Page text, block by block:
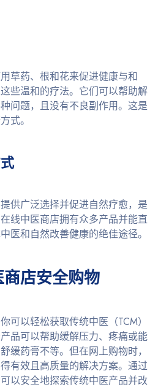
草药、根和花来促进健康与和
些温和的疗法。它们可以帮助解
问题，且没有不良副作用。这是
式。
供广泛选择并促进自然疗愈，是
线中医商店拥有众多产品并能直
医和自然改善健康的绝佳途径。
店安全购物
可以轻松获取传统中医（TCM）
品可以帮助缓解压力、疼痛或能
缓药膏不等。但在网上购物时，
有效且高质量的解决方案。通过
以安全地探索传统中医产品并改